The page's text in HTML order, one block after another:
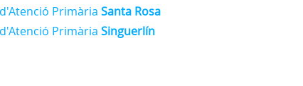
PrimàriaSanta Rosa
PrimàriaSinguerlín